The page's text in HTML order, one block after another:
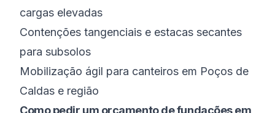
cargas elevadas
Contenções tangenciais e estacas secantes
para subsolos
Mobilização ágil para canteiros em Poços de
Caldas e região
Como pedir um orçamento de fundações em